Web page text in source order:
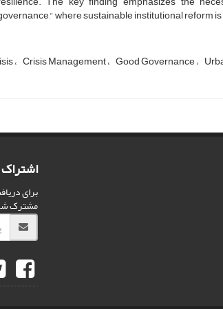
where sustainable institutional reform
Crisis Management Good Governance
برای
مشترک